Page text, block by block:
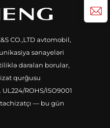
CO.,LTD avtomobil,
sənayeləri
daralan borular,
qurğusu
ROHS/ISO9001
— bu gün